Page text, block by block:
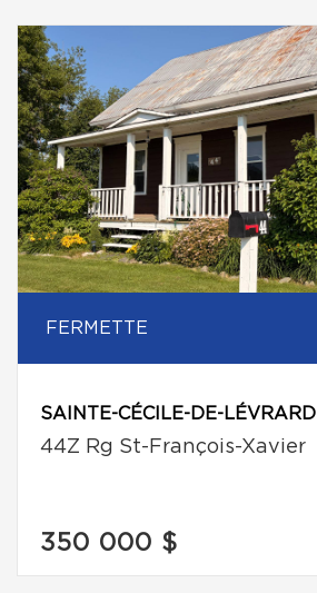
FERMETTE
SAINTE-CÉCILE-DE-LÉVRARD
44Z Rg St-François-Xavier
350 000 $